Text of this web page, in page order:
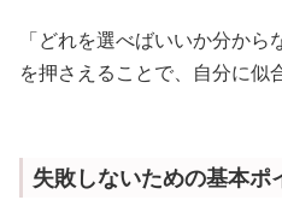
「どれを選べばいいか分か
を押さえることで、自分に似
失敗しないための基本ポ